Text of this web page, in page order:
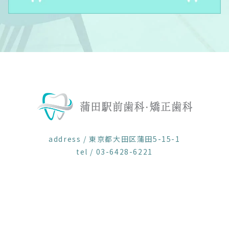
address / 東京都大田区蒲田5-15-1
tel / 03-6428-6221